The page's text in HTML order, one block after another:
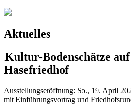
Aktuelles
Kultur-Bodenschätze auf
Hasefriedhof
Ausstellungseröffnung: So., 19. April
mit Einführungsvortrag und